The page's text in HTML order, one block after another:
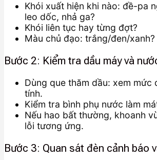
Khói xuất hiện khi nào: đề-pa
leo dốc, nhả ga?
Khói liên tục hay từng đợt?
Màu chủ đạo: trắng/đen/xanh?
Bước 2: Kiểm tra dầu máy và
Dùng que thăm dầu: xem mức
tính.
Kiểm tra bình phụ nước làm
Nếu hao bất thường, khoanh
lỗi tương ứng.
Bước 3: Quan sát đèn cảnh báo